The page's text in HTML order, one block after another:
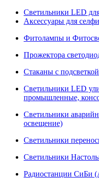
Светильники LED
Аксессуары для селфи
Фитолампы и
Прожектора
Стаканы с подсветкой
Светильники LED
промышленные,
Светильники
освещение)
Светильники
Светильники
Радиостанции СиБи